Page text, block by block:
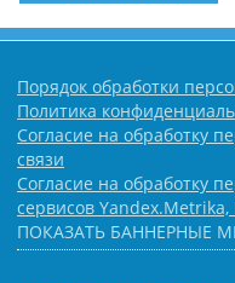
Порядок обработки
Политика
Согласие на обработку
связи
Согласие на обработку
сервисов
ПОКАЗАТЬ БАННЕРНЫЕ